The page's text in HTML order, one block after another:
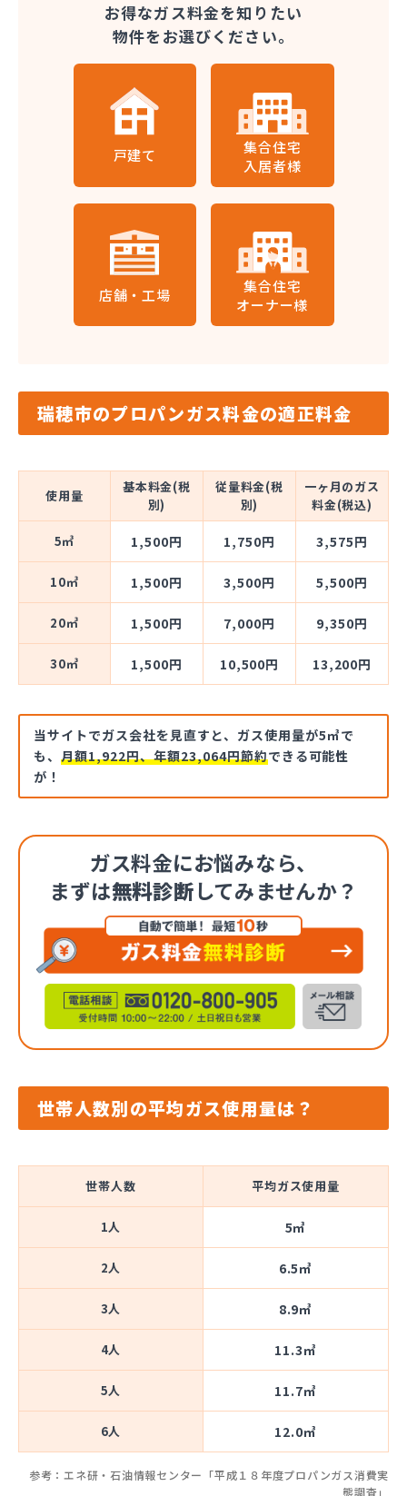
お得なガス料金を知りたい
物件をお選びください。
戸建て
集合住宅
入居者様
店舗・工場
集合住宅
オーナー様
瑞穂市のプロパンガス料金の適正料金
使用量
基本料金(税
別)
従量料金(税
別)
一ヶ月のガス
料金(税込)
5㎥ 1,500円 1,750円 3,575円
10㎥ 1,500円 3,500円 5,500円
20㎥ 1,500円 7,000円 9,350円
30㎥ 1,500円 10,500円 13,200円
当サイトでガス会社を見直すと、ガス使用量が5㎥で
も、 月額1,922円、年額23,064円節約できる可能性
が！
ガス料金にお悩みなら、
まずは無料診断してみませんか？
世帯人数別の平均ガス使用量は？
世帯人数 平均ガス使用量
1人 5㎥
2人 6.5㎥
3人 8.9㎥
4人 11.3㎥
5人 11.7㎥
6人 12.0㎥
参考：エネ研・石油情報センター「平成１８年度プロパンガス消費実
態調査」